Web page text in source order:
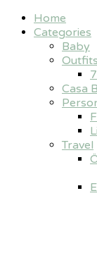
Home
Categories
Baby
Outfits
Casa
Travel